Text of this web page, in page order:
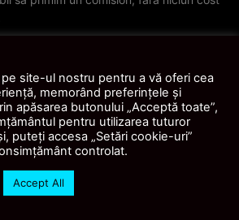
site-ul nostru pentru a vă oferi cea
memorând preferințele și
apăsarea butonului „Acceptă toate”,
pentru utilizarea tuturor
puteți accesa „Setări cookie-uri”
controlat.
Accept All